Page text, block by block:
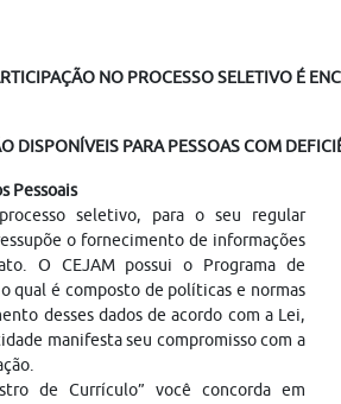
NO PROCESSO SELETIVO É
DISPONÍVEIS PARA PESSOAS COM
Pessoais
seletivo, para o seu regular
o fornecimento de informações
O CEJAM possui o Programa de
qual é composto de políticas e normas
desses dados de acordo com a Lei,
manifesta seu compromisso com a
de Currículo” você concorda em